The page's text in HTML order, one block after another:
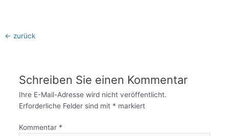
← zurück
Schreiben Sie einen Kommentar
Ihre E-Mail-Adresse wird nicht veröffentlicht.
Erforderliche Felder sind mit * markiert
Kommentar *